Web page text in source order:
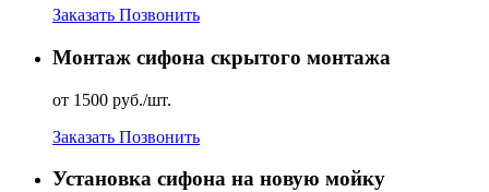
Заказать Позвонить
Монтаж сифона скрытого монтажа
от 1500 руб./шт.
Заказать Позвонить
Установка сифона на новую мойку